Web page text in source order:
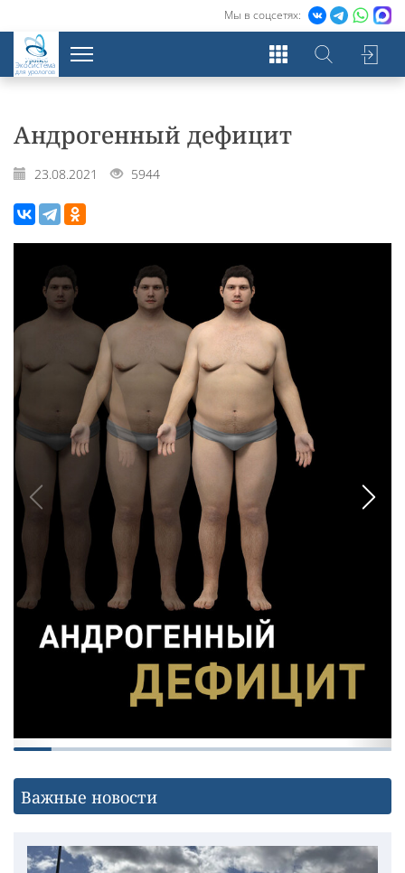
Мы в соцсетях:
Экосистема
для урологов
Андрогенный дефицит
23.08.2021 5944
Важные новости